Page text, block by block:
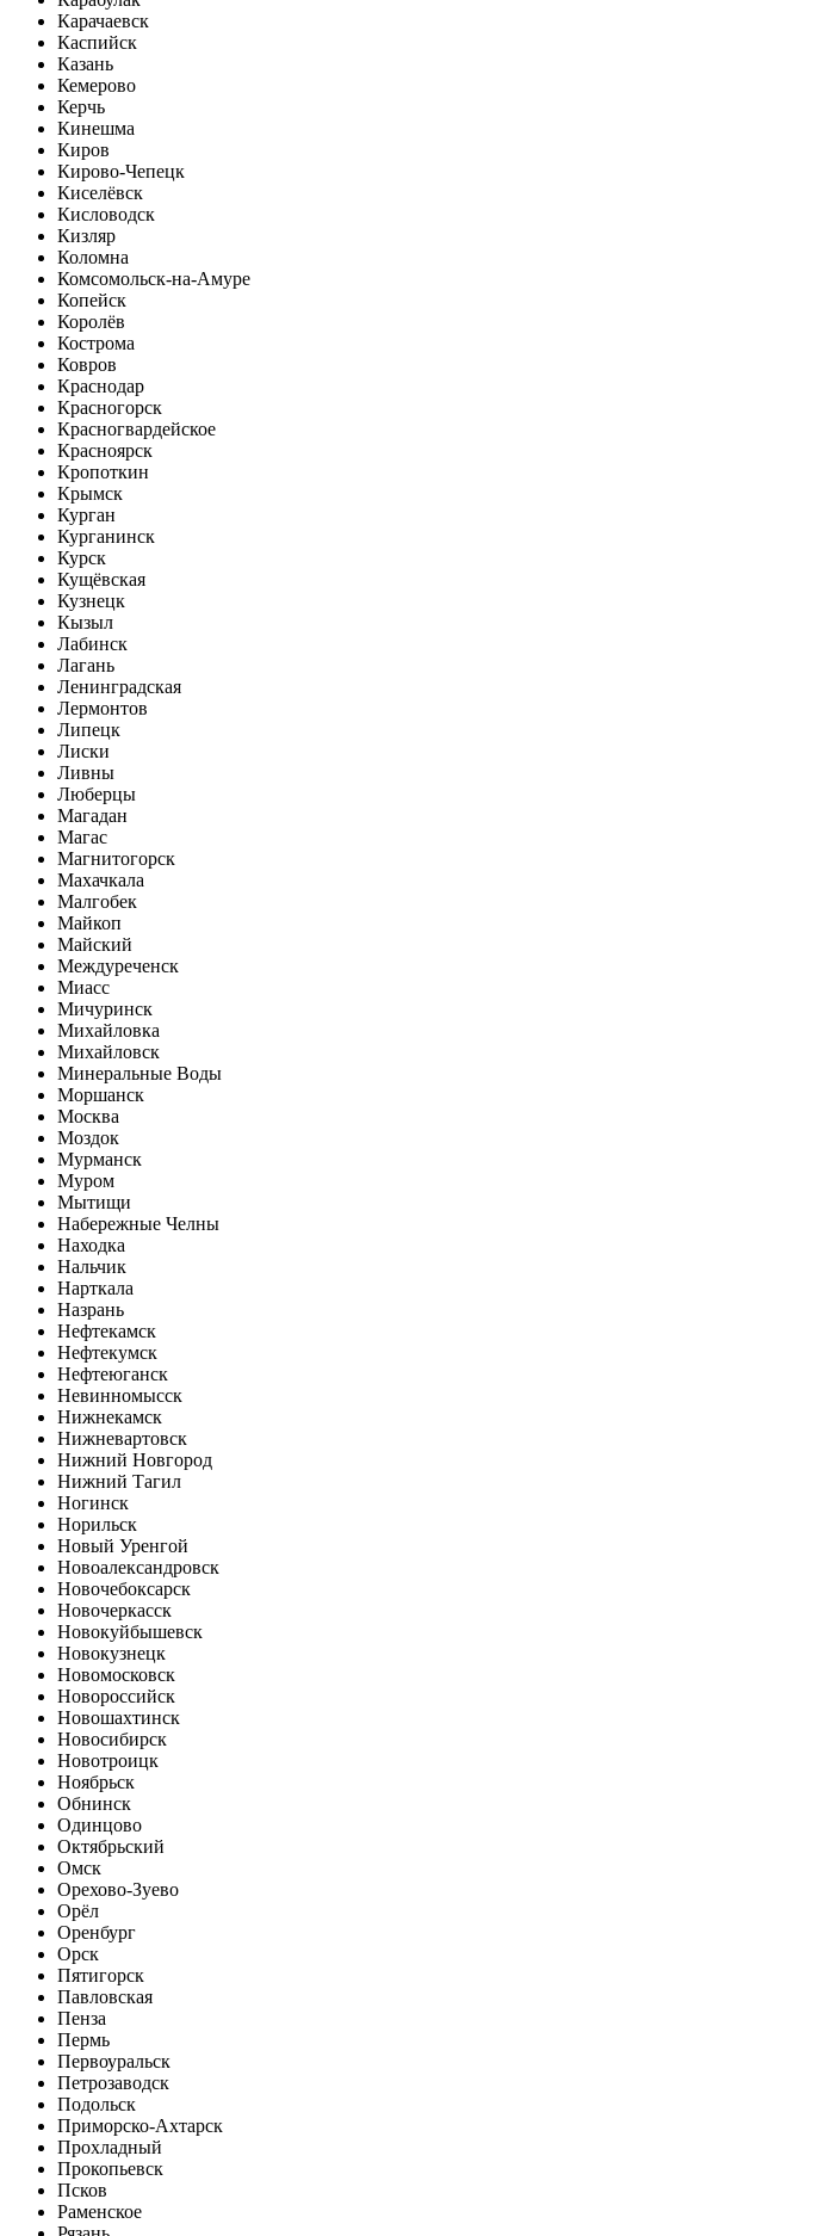
Карачаевск
Каспийск
Казань
Кемерово
Керчь
Кинешма
Киров
Кирово-Чепецк
Киселёвск
Кисловодск
Кизляр
Коломна
Комсомольск-на-Амуре
Копейск
Королёв
Кострома
Ковров
Краснодар
Красногорск
Красногвардейское
Красноярск
Кропоткин
Крымск
Курган
Курганинск
Курск
Кущёвская
Кузнецк
Кызыл
Лабинск
Лагань
Ленинградская
Лермонтов
Липецк
Лиски
Ливны
Люберцы
Магадан
Магас
Магнитогорск
Махачкала
Малгобек
Майкоп
Майский
Междуреченск
Миасс
Мичуринск
Михайловка
Михайловск
Минеральные Воды
Моршанск
Москва
Моздок
Мурманск
Муром
Мытищи
Набережные Челны
Находка
Нальчик
Нарткала
Назрань
Нефтекамск
Нефтекумск
Нефтеюганск
Невинномысск
Нижнекамск
Нижневартовск
Нижний Новгород
Нижний Тагил
Ногинск
Норильск
Новый Уренгой
Новоалександровск
Новочебоксарск
Новочеркасск
Новокуйбышевск
Новокузнецк
Новомосковск
Новороссийск
Новошахтинск
Новосибирск
Новотроицк
Ноябрьск
Обнинск
Одинцово
Октябрьский
Омск
Орехово-Зуево
Орёл
Оренбург
Орск
Пятигорск
Павловская
Пенза
Пермь
Первоуральск
Петрозаводск
Подольск
Приморско-Ахтарск
Прохладный
Прокопьевск
Псков
Раменское